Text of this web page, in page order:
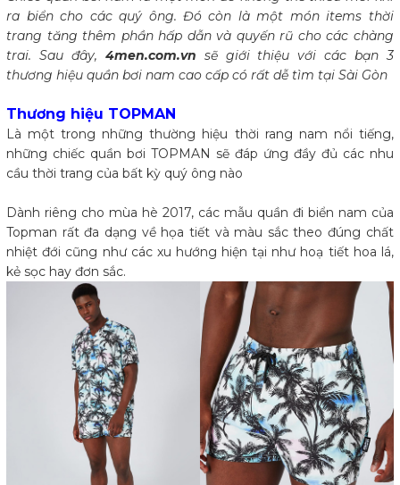
ra biển cho các quý ông. Đó còn là một món items thời
trang tăng thêm phần hấp dẫn và quyến rũ cho các chàng
trai. Sau đây, 4men.com.vn sẽ giới thiệu với các bạn 3
thương hiệu quần bơi nam cao cấp có rất dễ tìm tại Sài Gòn
Thương hiệu TOPMAN
Là một trong những thường hiệu thời rang nam nổi tiếng,
những chiếc quần bơi TOPMAN sẽ đáp ứng đầy đủ các nhu
cầu thời trang của bất kỳ quý ông nào
Dành riêng cho mùa hè 2017, các mẫu quần đi biển nam của
Topman rất đa dạng về họa tiết và màu sắc theo đúng chất
nhiệt đới cũng như các xu hướng hiện tại như hoạ tiết hoa lá,
kẻ sọc hay đơn sắc.